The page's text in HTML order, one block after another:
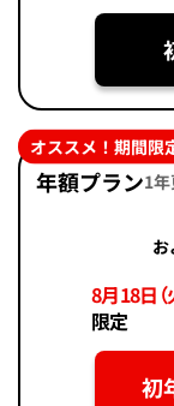
年額プラン1年
お
8月18日（
限定
初
オススメ！期間限